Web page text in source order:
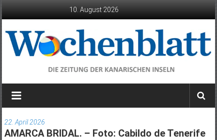
10. August 2026
Wochenblatt
die
der
Kanarischen
22. April 2026
AMARCA BRIDAL. – Foto: Cabildo de Tenerife